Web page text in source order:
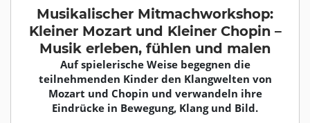
Musikalischer Mitmachworkshop:
Kleiner Mozart und Kleiner Chopin –
Musik erleben, fühlen und malen
Auf spielerische Weise begegnen die
teilnehmenden Kinder den Klangwelten von
Mozart und Chopin und verwandeln ihre
Eindrücke in Bewegung, Klang und Bild.